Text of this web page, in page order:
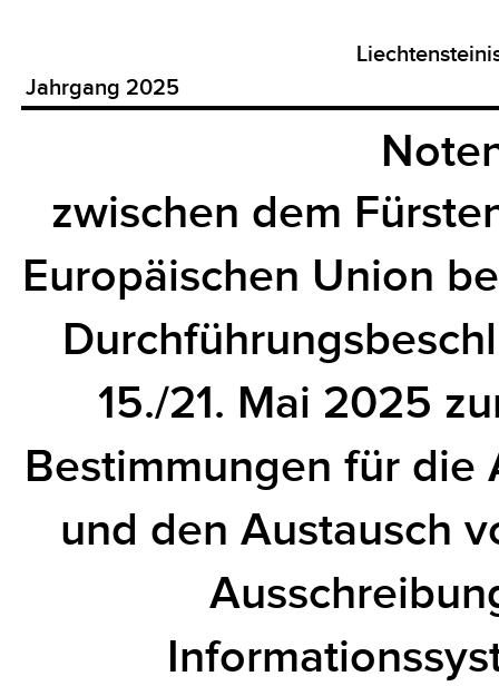
Jahrgang 2025
zwischen dem
Europäischen Union
15./21. Mai 2025
Bestimmungen für die
und den Austausch